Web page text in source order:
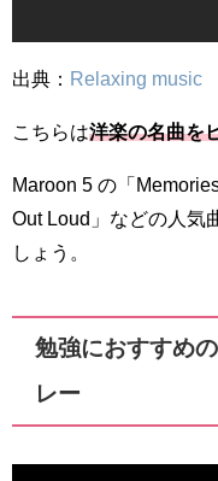
出典： Relaxing music
こちらは洋楽の名曲を
Maroon 5 の「
Out Loud」などの人気
しょう。
勉強におすすめ
レー